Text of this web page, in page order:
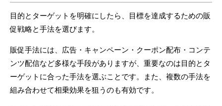
目的とターゲットを明確にしたら、目標を達成するための販
促戦略と手法を選びます。
販促手法には、広告・キャンペーン・クーポン配布・コンテ
ンツ配信など多様な手段がありますが、重要なのは目的とタ
ーゲットに合った手法を選ぶことです。また、複数の手法を
組み合わせて相乗効果を狙うのも有効です。